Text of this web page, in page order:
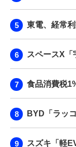
東電、経常
スペースX「
食品消費税
BYD「ラッ
スズキ「軽